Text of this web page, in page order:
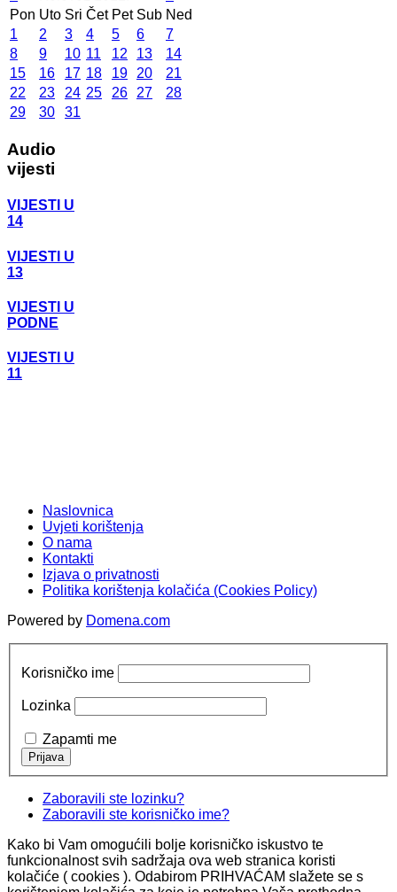
Pon Uto Sri Čet Pet Sub Ned
1
2 3 4 5 6
7
8
9 10 11 12 13
14
15
16 17 18 19 20
21
22
23 24 25 26 27
28
29
30 31
Audio
vijesti
VIJESTI U
14
VIJESTI U
13
VIJESTI U
PODNE
VIJESTI U
11
Naslovnica
Uvjeti korištenja
O nama
Kontakti
Izjava o privatnosti
Politika korištenja kolačića (Cookies Policy)
Powered by Domena.com
Korisničko ime
Lozinka
Zapamti me
Zaboravili ste lozinku?
Zaboravili ste korisničko ime?
Kako bi Vam omogućili bolje korisničko iskustvo te
funkcionalnost svih sadržaja ova web stranica koristi
kolačiće ( cookies ). Odabirom PRIHVAĆAM slažete se s